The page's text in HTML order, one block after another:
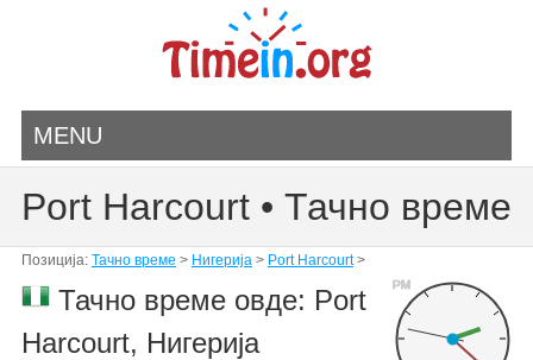
MENU
Port Harcourt • Тачно време
Позиција: Тачно време > Нигерија> Port Harcourt>
PM
Тачно време овде: Port
Harcourt, Нигерија